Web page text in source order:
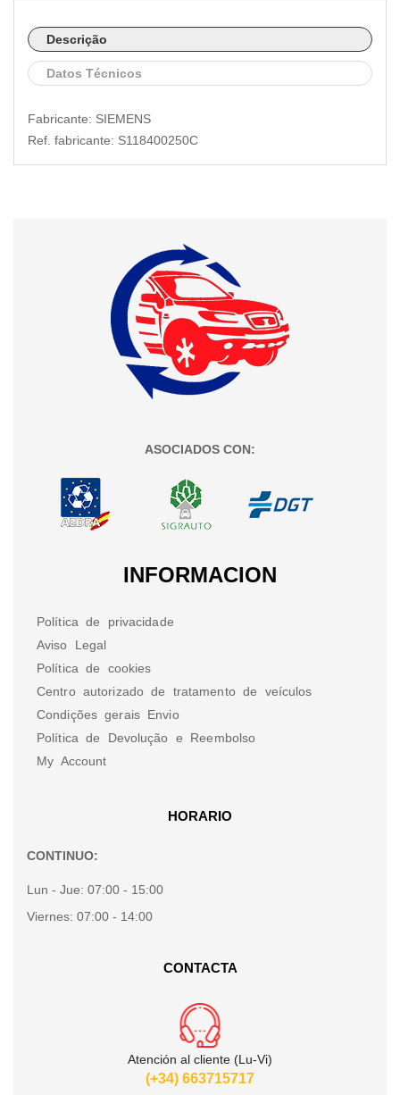
Descrição
Datos Técnicos
Fabricante: SIEMENS
Ref. fabricante: S118400250C
ASOCIADOS CON:
INFORMACION
Política de privacidade
Aviso Legal
Política de cookies
Centro autorizado de tratamento de veículos
Condições gerais Envio
Política de Devolução e Reembolso
My Account
HORARIO
CONTINUO:
Lun - Jue: 07:00 - 15:00
Viernes: 07:00 - 14:00
CONTACTA
Atención al cliente (Lu-Vi)
(+34) 663715717